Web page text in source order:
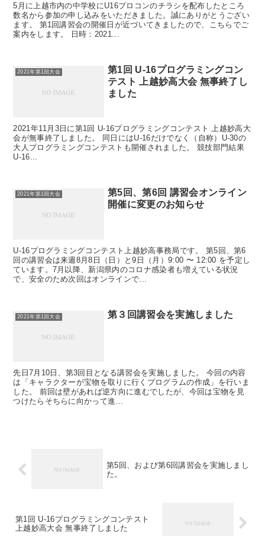
5月に上越市内の中学校にU16プロコンのチラシを配布したところ
数名から参加の申し込みをいただきました。誠にありがとうござい
ます。 第1回講習会の開催日が近づいてきましたので、こちらでご
案内をします。 日時：2021...
2021年第1回大会
第1回 U-16プログラミングコン
テスト 上越妙高大会 無事終了し
ました
2021年11月3日に第1回 U-16プログラミングコンテスト 上越妙高大
会が無事終了しました。 同日にはU-16だけでなく（自称）U-30の
大人プログラミングコンテストも開催されました。 競技部門結果
U-16...
2021年第1回大会
第5回、第6回 講習会オンライン
開催に変更のお知らせ
U-16プログラミングコンテスト上越妙高事務局です。 第5回、第6
回の講習会は来週8月8日（日）と9日（月）9:00 〜 12:00 を予定し
ています。7月以降、新潟県内のコロナ感染者も増えている状況
で、安全のため次回はオンラインで...
2021年第1回大会 第３回講習会を実施しました
先日7月10日、第3回目となる講習会を実施しました。 今回の内容
は「キャラクターが宝物を取りに行くプログラムの作成」を行いま
した。 前回は壁があれば逆方向に進むでしたが、今回は宝物を見
つけたらそちらに向かって進...
第5回、および第6回講習会を実施しまし
た。
第1回 U-16プログラミングコンテスト
上越妙高大会 無事終了しました